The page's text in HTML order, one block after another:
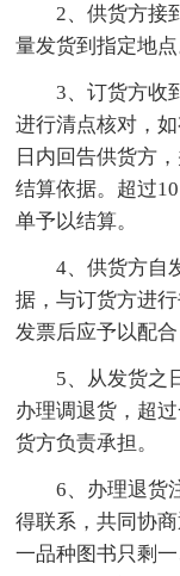
2、供货方接
量发货到指定地点
3、订货方收
进行清点核对，
日内回告供货方
结算依据。超过
单予以结算。
4、供货方自
据，与订货方进
发票后应予以配
5、从发货之
办理调退货，超
货方负责承担。
6、办理退货
得联系，共同协
一品种图书只剩